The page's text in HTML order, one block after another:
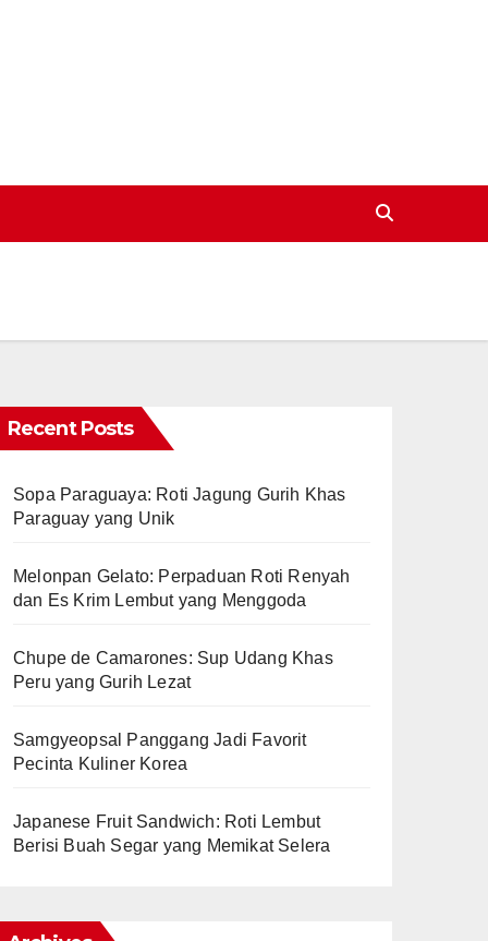
Recent Posts
Sopa Paraguaya: Roti Jagung Gurih Khas
Paraguay yang Unik
Melonpan Gelato: Perpaduan Roti Renyah
dan Es Krim Lembut yang Menggoda
Chupe de Camarones: Sup Udang Khas
Peru yang Gurih Lezat
Samgyeopsal Panggang Jadi Favorit
Pecinta Kuliner Korea
Japanese Fruit Sandwich: Roti Lembut
Berisi Buah Segar yang Memikat Selera